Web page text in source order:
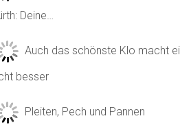
Deine…
Auch das schönste Klo macht
besser
Pleiten, Pech und Pannen